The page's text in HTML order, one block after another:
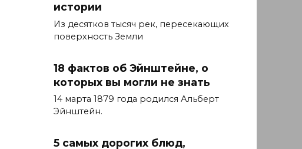
истории
Из десятков тысяч рек, пересекающих
поверхность Земли
18 фактов об Эйнштейне, о
которых вы могли не знать
14 марта 1879 года родился Альберт
Эйнштейн.
5 самых дорогих блюд,